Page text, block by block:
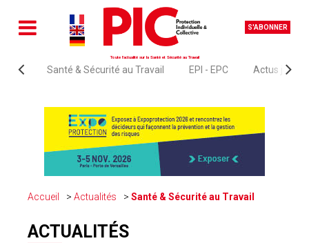
S'ABONNER
Toute l'actualité sur la Santé et Sécurité au Travail
Santé & Sécurité au Travail EPI - EPC Actus
Accueil Actualités Santé & Sécurité au Travail
ACTUALITÉS